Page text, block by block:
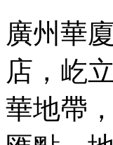
廣州華
店，屹
華地帶